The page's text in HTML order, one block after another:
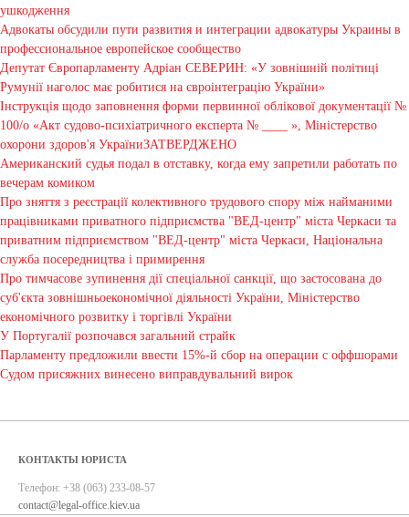
ушкодження
Адвокаты обсудили пути развития и интеграции адвокатуры Украины в
профессиональное европейское сообщество
Депутат Європарламенту Адріан СЕВЕРИН: «У зовнішній політиці
Румунії наголос має робитися на євроінтеграцію України»
Інструкція щодо заповнення форми первинної облікової документації №
100/о «Акт судово-психіатричного експерта № ____ », Міністерство
охорони здоров'я УкраїниЗАТВЕРДЖЕНО
Американский судья подал в отставку, когда ему запретили работать по
вечерам комиком
Про зняття з реєстрації колективного трудового спору між найманими
працівниками приватного підприємства "ВЕД-центр" міста Черкаси та
приватним підприємством "ВЕД-центр" міста Черкаси, Національна
служба посередництва і примирення
Про тимчасове зупинення дії спеціальної санкції, що застосована до
суб'єкта зовнішньоекономічної діяльності України, Міністерство
економічного розвитку і торгівлі України
У Португалії розпочався загальний страйк
Парламенту предложили ввести 15%-й сбор на операции с оффшорами
Судом присяжних винесено виправдувальний вирок
КОНТАКТЫ ЮРИСТА
Телефон: +38 (063) 233-08-57
contact@legal-office.kiev.ua